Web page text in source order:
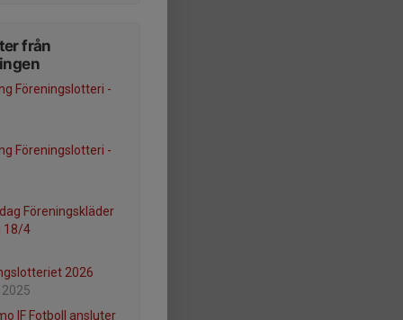
från
Föreningslotteri -
Föreningslotteri -
Föreningskläder
18/4
2026
2025
IF Fotboll ansluter